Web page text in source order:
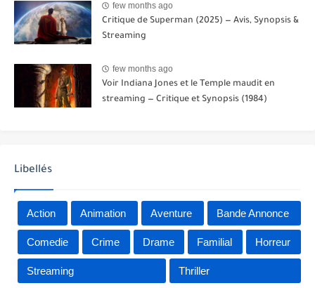
few months ago
Critique de Superman (2025) — Avis, Synopsis &
Streaming
few months ago
Voir Indiana Jones et le Temple maudit en
streaming — Critique et Synopsis (1984)
Libellés
Action Animation Aventure Bande Annonce
Comedie Crime Drame Familial Horreur
Streaming Thriller